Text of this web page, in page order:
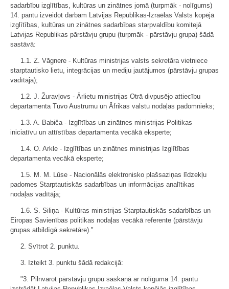
sadarbību izglītības, kultūras un zinātnes jomā (turpmāk - nolīgums)
14. pantu izveidot darbam Latvijas Republikas-Izraēlas Valsts kopējā
izglītības, kultūras un zinātnes sadarbības starpvaldību komitejā
Latvijas Republikas pārstāvju grupu (turpmāk - pārstāvju grupa) šādā
sastāvā:
1.1. Z. Vāgnere - Kultūras ministrijas valsts sekretāra vietniece
starptautisko lietu, integrācijas un mediju jautājumos (pārstāvju grupas
vadītāja);
1.2. J. Žuravļovs - Ārlietu ministrijas Otrā divpusējo attiecību
departamenta Tuvo Austrumu un Āfrikas valstu nodaļas padomnieks;
1.3. A. Babiča - Izglītības un zinātnes ministrijas Politikas
iniciatīvu un attīstības departamenta vecākā eksperte;
1.4. O. Arkle - Izglītības un zinātnes ministrijas Izglītības
departamenta vecākā eksperte;
1.5. M. M. Lūse - Nacionālās elektronisko plašsaziņas līdzekļu
padomes Starptautiskās sadarbības un informācijas analītikas
nodaļas vadītāja;
1.6. S. Siliņa - Kultūras ministrijas Starptautiskās sadarbības un
Eiropas Savienības politikas nodaļas vecākā referente (pārstāvju
grupas atbildīgā sekretāre)."
2. Svītrot 2. punktu.
3. Izteikt 3. punktu šādā redakcijā:
"3. Pilnvarot pārstāvju grupu saskaņā ar nolīguma 14. pantu